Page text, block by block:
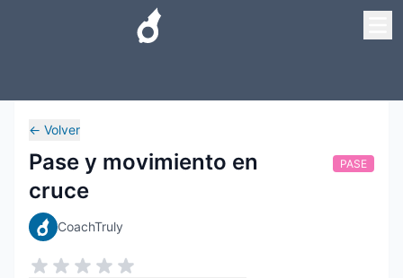
← Volver
Pase y movimiento en
cruce
CoachTruly
PASE